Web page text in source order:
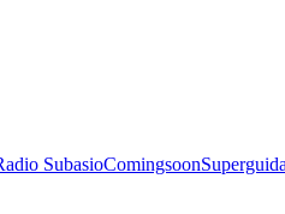
SubasioComingsoon